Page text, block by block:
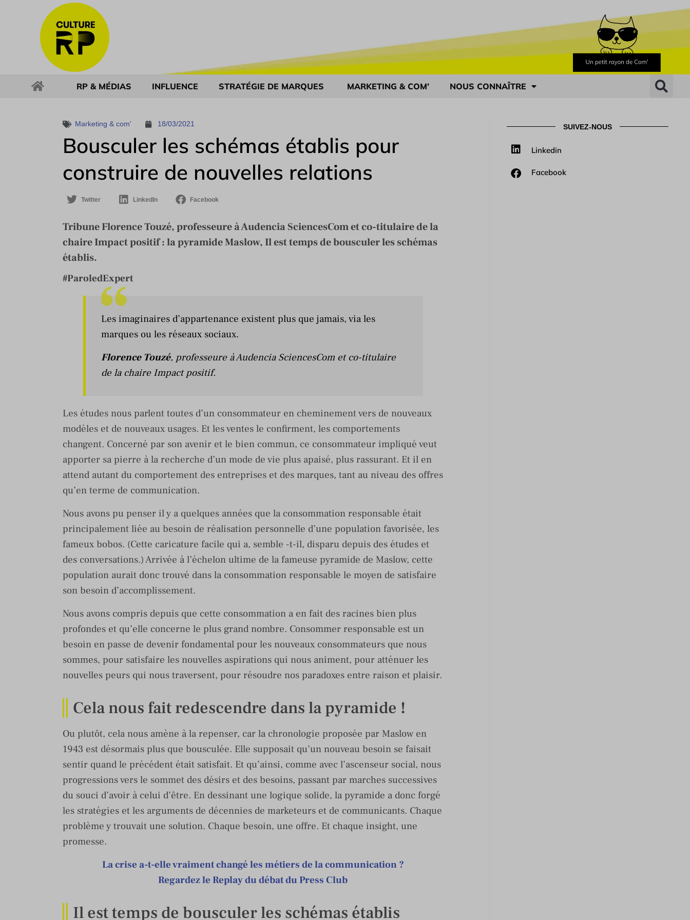
RP & MÉDIAS INFLUENCE STRATÉGIE DE MARQUES MARKETING & COM’ NOUS CONNAÎTRE
Marketing & com' 18/03/2021
Bousculer les schémas établis pour
construire de nouvelles relations
Twitter LinkedIn Facebook
Tribune Florence Touzé, professeure à Audencia SciencesCom et co-titulaire de la
chaire Impact positif : la pyramide Maslow, Il est temps de bousculer les schémas
établis.
#ParoledExpert
Les imaginaires d’appartenance existent plus que jamais, via les
marques ou les réseaux sociaux.
Florence Touzé, professeure à Audencia SciencesCom et co-titulaire
de la chaire Impact positif.
Les études nous parlent toutes d’un consommateur en cheminement vers de nouveaux
modèles et de nouveaux usages. Et les ventes le confirment, les comportements
changent. Concerné par son avenir et le bien commun, ce consommateur impliqué veut
apporter sa pierre à la recherche d’un mode de vie plus apaisé, plus rassurant. Et il en
attend autant du comportement des entreprises et des marques, tant au niveau des offres
qu’en terme de communication.
Nous avons pu penser il y a quelques années que la consommation responsable était
principalement liée au besoin de réalisation personnelle d’une population favorisée, les
fameux bobos. (Cette caricature facile qui a, semble -t-il, disparu depuis des études et
des conversations.) Arrivée à l’échelon ultime de la fameuse pyramide de Maslow, cette
population aurait donc trouvé dans la consommation responsable le moyen de satisfaire
son besoin d’accomplissement.
Nous avons compris depuis que cette consommation a en fait des racines bien plus
profondes et qu’elle concerne le plus grand nombre. Consommer responsable est un
besoin en passe de devenir fondamental pour les nouveaux consommateurs que nous
sommes, pour satisfaire les nouvelles aspirations qui nous animent, pour atténuer les
nouvelles peurs qui nous traversent, pour résoudre nos paradoxes entre raison et plaisir.
Cela nous fait redescendre dans la pyramide !
Ou plutôt, cela nous amène à la repenser, car la chronologie proposée par Maslow en
1943 est désormais plus que bousculée. Elle supposait qu’un nouveau besoin se faisait
sentir quand le précédent était satisfait. Et qu’ainsi, comme avec l’ascenseur social, nous
progressions vers le sommet des désirs et des besoins, passant par marches successives
du souci d’avoir à celui d’être. En dessinant une logique solide, la pyramide a donc forgé
les stratégies et les arguments de décennies de marketeurs et de communicants. Chaque
problème y trouvait une solution. Chaque besoin, une offre. Et chaque insight, une
promesse.
La crise a-t-elle vraiment changé les métiers de la communication ?
Regardez le Replay du débat du Press Club
Il est temps de bousculer les schémas établis
SUIVEZ-NOUS
Linkedin
Facebook